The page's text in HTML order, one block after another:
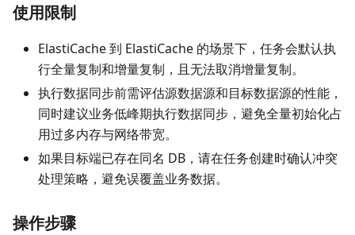
使用限制
ElastiCache 到 ElastiCache 的场景下，任务会默认执
行全量复制和增量复制，且无法取消增量复制。
执行数据同步前需评估源数据源和目标数据源的性能，
同时建议业务低峰期执行数据同步，避免全量初始化占
用过多内存与网络带宽。
如果目标端已存在同名 DB，请在任务创建时确认冲突
处理策略，避免误覆盖业务数据。
操作步骤